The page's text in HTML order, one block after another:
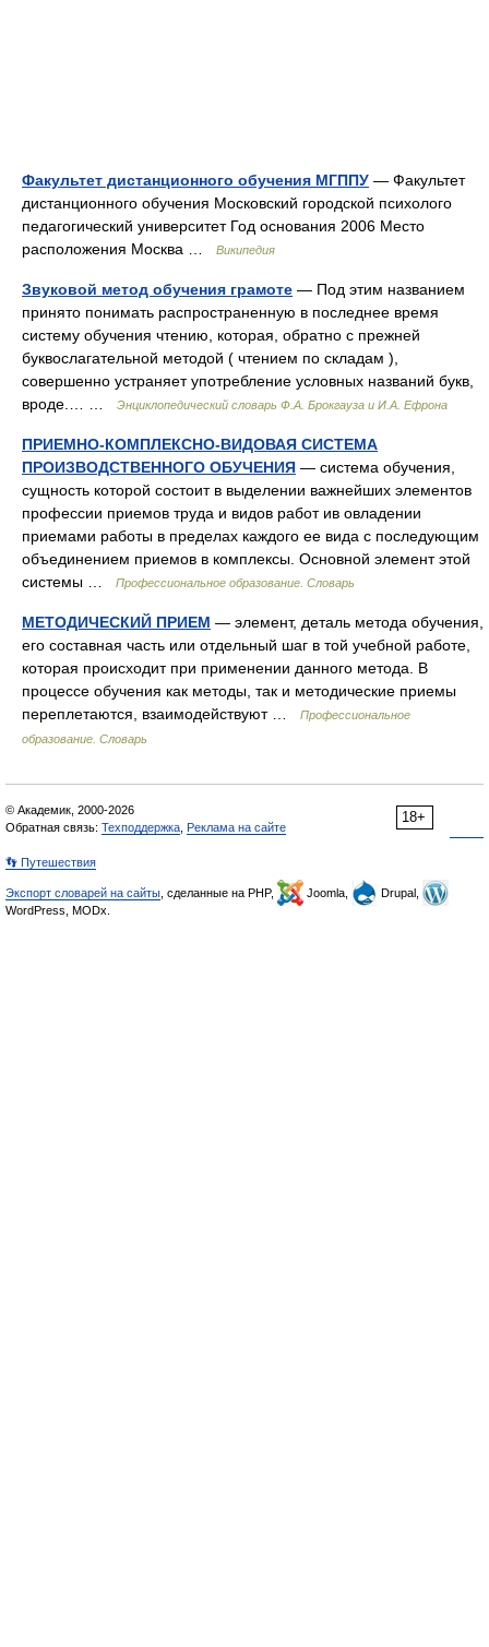
Факультет дистанционного обучения МГППУ — Факультет
дистанционного обучения Московский городской психолого
педагогический университет Год основания 2006 Место
расположения Москва …
Википедия
Звуковой метод обучения грамоте — Под этим названием
принято понимать распространенную в последнее время
систему обучения чтению, которая, обратно с прежней
буквослагательной методой ( чтением по складам ),
совершенно устраняет употребление условных названий букв,
вроде.… …
Энциклопедический словарь Ф.А. Брокгауза и И.А. Ефрона
ПРИЕМНО-КОМПЛЕКСНО-ВИДОВАЯ СИСТЕМА
ПРОИЗВОДСТВЕННОГО ОБУЧЕНИЯ — система обучения,
сущность которой состоит в выделении важнейших элементов
профессии приемов труда и видов работ ив овладении
приемами работы в пределах каждого ее вида с последующим
объединением приемов в комплексы. Основной элемент этой
системы …
Профессиональное образование. Словарь
МЕТОДИЧЕСКИЙ ПРИЕМ — элемент, деталь метода обучения,
его составная часть или отдельный шаг в той учебной работе,
которая происходит при применении данного метода. В
процессе обучения как методы, так и методические приемы
переплетаются, взаимодействуют …
Профессиональное
образование. Словарь
18+
© Академик, 2000-2026
Обратная связь: Техподдержка Реклама на сайте
👣 Путешествия
Экспорт словарей на сайты , сделанные на PHP, Joomla,
Drupal,
WordPress, MODx.